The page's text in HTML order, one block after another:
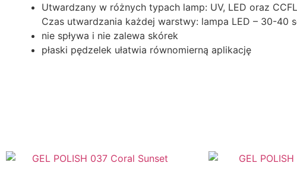
Utwardzany w różnych typach lamp: UV, LED oraz
Czas utwardzania każdej warstwy: lampa LED – 30-40
nie spływa i nie zalewa skórek
płaski pędzelek ułatwia równomierną aplikację